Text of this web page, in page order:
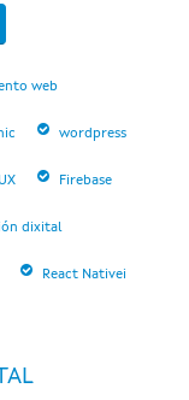
web
wordpress
Firebase
dixital
React Nativei